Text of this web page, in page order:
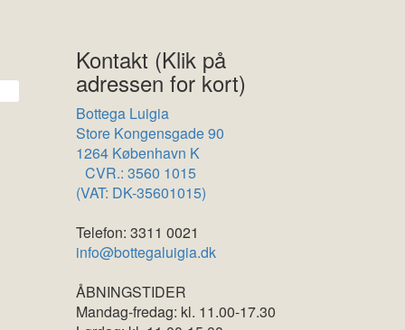
Kontakt (Klik på
adressen for kort)
Bottega Luigia
Store Kongensgade 90
1264 København K
CVR.: 3560 1015
(VAT: DK-35601015)
Telefon: 3311 0021
info@bottegaluigia.dk
ÅBNINGSTIDER
Mandag-fredag: kl. 11.00-17.30